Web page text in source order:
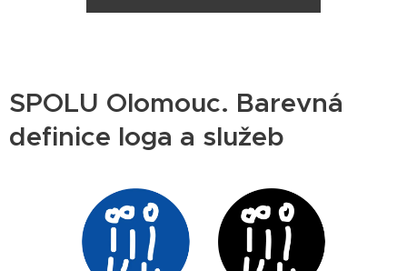
SPOLU Olomouc. Barevná
definice loga a služeb